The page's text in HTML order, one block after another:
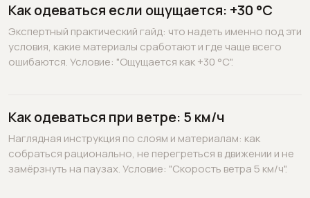
Как одеваться если ощущается: +30 °C
Экспертный практический гайд: что надеть именно под эти
условия, какие материалы сработают и где чаще всего
ошибаются. Условие: "Ощущается как +30 °C".
Как одеваться при ветре: 5 км/ч
Наглядная инструкция по слоям и материалам: как
собраться рационально, не перегреться в движении и не
замёрзнуть на паузах. Условие: "Скорость ветра 5 км/ч".